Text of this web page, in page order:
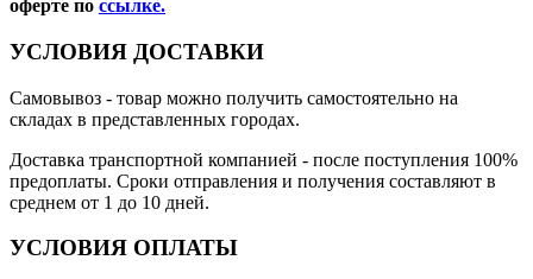
оферте по ссылке.
УСЛОВИЯ ДОСТАВКИ
Самовывоз - товар можно получить самостоятельно на
складах в представленных городах.
Доставка транспортной компанией - после поступления 100%
предоплаты. Сроки отправления и получения составляют в
среднем от 1 до 10 дней.
УСЛОВИЯ ОПЛАТЫ